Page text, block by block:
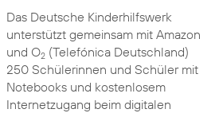
Das Deutsche Kinderhilfswerk
unterstützt gemeinsam mit Amazon
und O2(Telefónica Deutschland)
250 Schülerinnen und Schüler mit
Notebooks und kostenlosem
Internetzugang beim digitalen